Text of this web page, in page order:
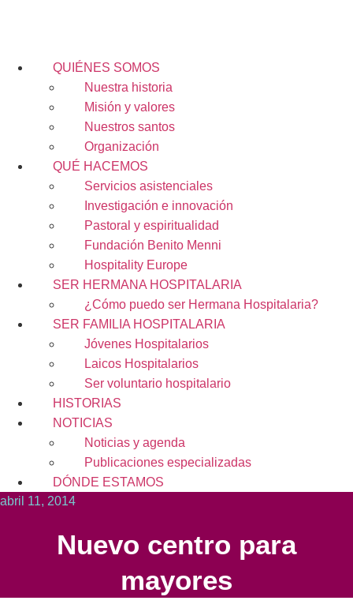
QUIÉNES SOMOS
Nuestra historia
Misión y valores
Nuestros santos
Organización
QUÉ HACEMOS
Servicios asistenciales
Investigación e innovación
Pastoral y espiritualidad
Fundación Benito Menni
Hospitality Europe
SER HERMANA HOSPITALARIA
¿Cómo puedo ser Hermana Hospitalaria?
SER FAMILIA HOSPITALARIA
Jóvenes Hospitalarios
Laicos Hospitalarios
Ser voluntario hospitalario
HISTORIAS
NOTICIAS
Noticias y agenda
Publicaciones especializadas
DÓNDE ESTAMOS
abril 11, 2014
Nuevo centro para
mayores